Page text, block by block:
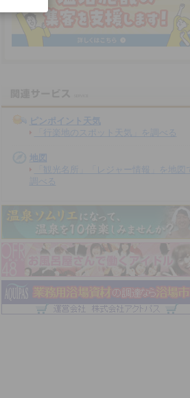
ピンポイント天気
「行楽地のスポット天気」を調べる
地図
「観光名所」「レジャー情報」を地図で
調べる